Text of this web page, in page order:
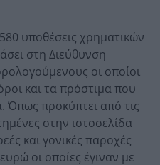
υποθέσεις χρηματικών
στη Διεύθυνση
οι οποίοι
και τα πρόστιμα που
Όπως προκύπτει από τις
στην ιστοσελίδα
και γονικές παροχές
οι οποίες έγιναν με